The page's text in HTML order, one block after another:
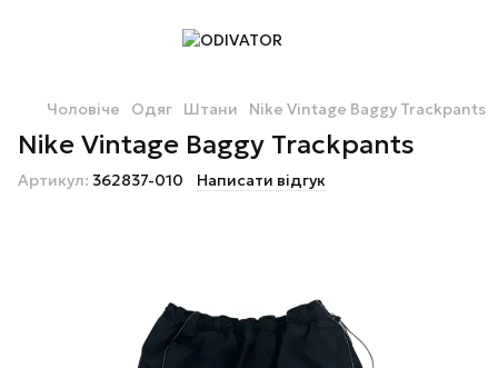
Чоловіче Одяг Штани Nike Vintage Baggy Trackpants
Nike Vintage Baggy Trackpants
Артикул: 362837-010 Написати відгук